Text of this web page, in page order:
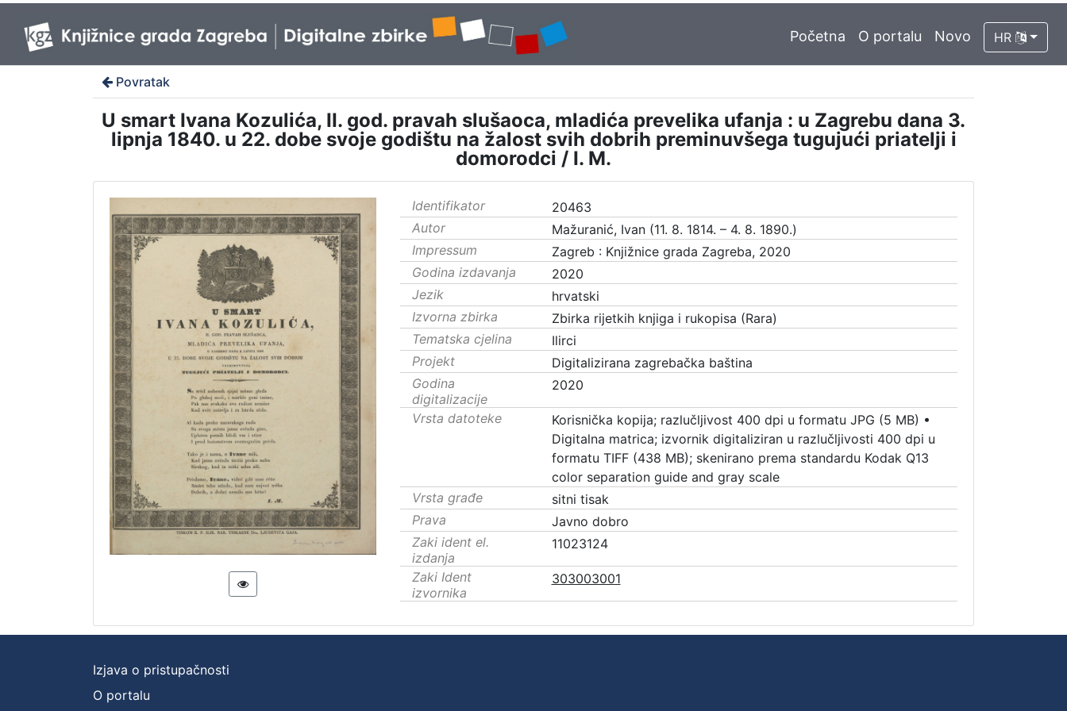
Početna O portalu Novo HR
Povratak
U smart Ivana Kozulića, II. god. pravah slušaoca, mladića prevelika ufanja : u Zagrebu dana 3.
lipnja 1840. u 22. dobe svoje godištu na žalost svih dobrih preminuvšega tugujući priatelji i
domorodci / I. M.
Identifikator
20463
Autor
Mažuranić, Ivan (11. 8. 1814. – 4. 8. 1890.)
Impressum
Zagreb : Knjižnice grada Zagreba, 2020
Godina izdavanja
2020
Jezik
hrvatski
Izvorna zbirka
Zbirka rijetkih knjiga i rukopisa (Rara)
Tematska cjelina
Ilirci
Projekt
Digitalizirana zagrebačka baština
Godina
digitalizacije
2020
Vrsta datoteke Korisnička kopija; razlučljivost 400 dpi u formatu JPG (5 MB) •
Digitalna matrica; izvornik digitaliziran u razlučljivosti 400 dpi u
formatu TIFF (438 MB); skenirano prema standardu Kodak Q13
color separation guide and gray scale
Vrsta građe
sitni tisak
Prava
Javno dobro
Zaki ident el.
izdanja
11023124
Zaki Ident
izvornika
303003001
Izjava o pristupačnosti
O portalu